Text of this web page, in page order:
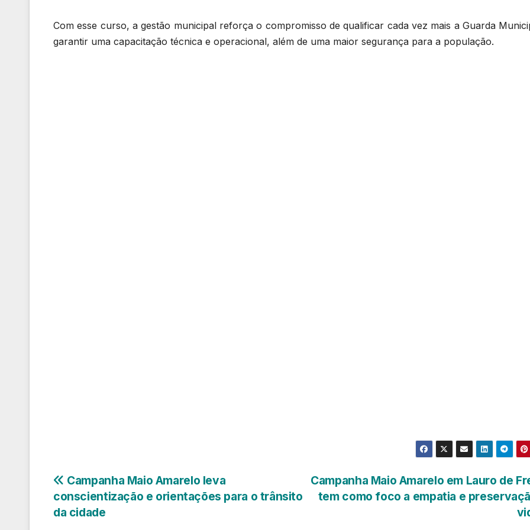
Com esse curso, a gestão municipal reforça o compromisso de qualificar cada vez mais a Guarda
garantir uma capacitação técnica e operacional, além de uma maior segurança para a população.
Navegação
de
Campanha Maio Amarelo em Lauro de
tem como foco a empatia e
Campanha Maio Amarelo leva
conscientização e orientações para o trânsito
da cidade